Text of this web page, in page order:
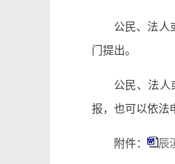
公民、法人
门提出。
公民、法
报，也可以依法
附件： 辰